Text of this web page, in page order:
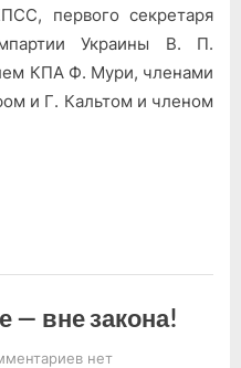
первого секретаря
Украины В. П.
КПА Ф. Мури, членами
и Г. Кальтом и членом
— вне закона!
кнет